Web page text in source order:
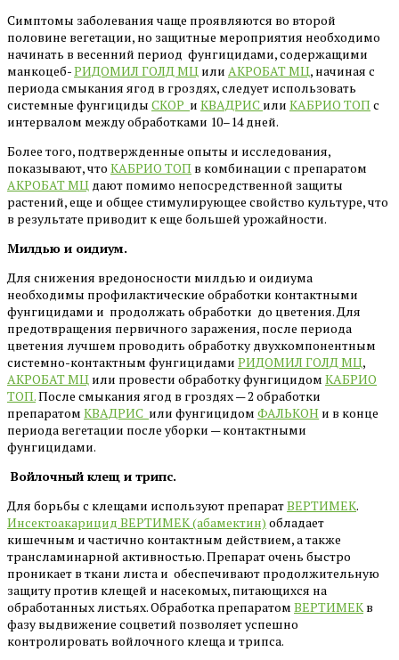
Симптомы заболевания чаще проявляются во второй
половине вегетации, но защитные мероприятия необходимо
начинать в весенний период фунгицидами, содержащими
манкоцеб-РИДОМИЛ ГОЛД МЦ или АКРОБАТ МЦ, начиная с
периода смыкания ягод в гроздях, следует использовать
системные фунгициды СКОР и КВАДРИС или КАБРИО ТОП с
интервалом между обработками 10–14 дней.
Более того, подтвержденные опыты и исследования,
показывают, что КАБРИО ТОП в комбинации с препаратом
АКРОБАТ МЦ дают помимо непосредственной защиты
растений, еще и общее стимулирующее свойство культуре, что
в результате приводит к еще большей урожайности.
Милдью и оидиум.
Для снижения вредоносности милдью и оидиума
необходимы профилактические обработки контактными
фунгицидами и продолжать обработки до цветения. Для
предотвращения первичного заражения, после периода
цветения лучшем проводить обработку двухкомпонентным
системно-контактным фунгицидами РИДОМИЛ ГОЛД МЦ,
АКРОБАТ МЦ или провести обработку фунгицидом КАБРИО
ТОП.После смыкания ягод в гроздях — 2 обработки
препаратом КВАДРИС или фунгицидом ФАЛЬКОН и в конце
периода вегетации после уборки — контактными
фунгицидами.
Войлочный клещ и трипс.
Для борьбы с клещами используют препаратВЕРТИМЕК.
Инсектоакарицид ВЕРТИМЕК (абамектин) обладает
кишечным и частично контактным действием, а также
трансламинарной активностью. Препарат очень быстро
проникает в ткани листа и обеспечивают продолжительную
защиту против клещей и насекомых, питающихся на
обработанных листьях. Обработка препаратом ВЕРТИМЕК в
фазу выдвижение соцветий позволяет успешно
контролировать войлочного клеща и трипса.